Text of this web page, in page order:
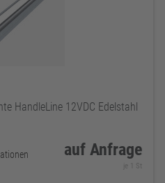
HandleLine 12VDC Edelstahl
auf Anfrage
je 1 St